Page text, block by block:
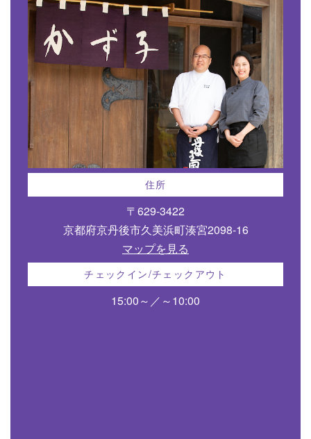
住所
〒629-3422
京都府京丹後市久美浜町湊宮2098-16
マップを見る
チェックイン/チェックアウト
15:00～／～10:00